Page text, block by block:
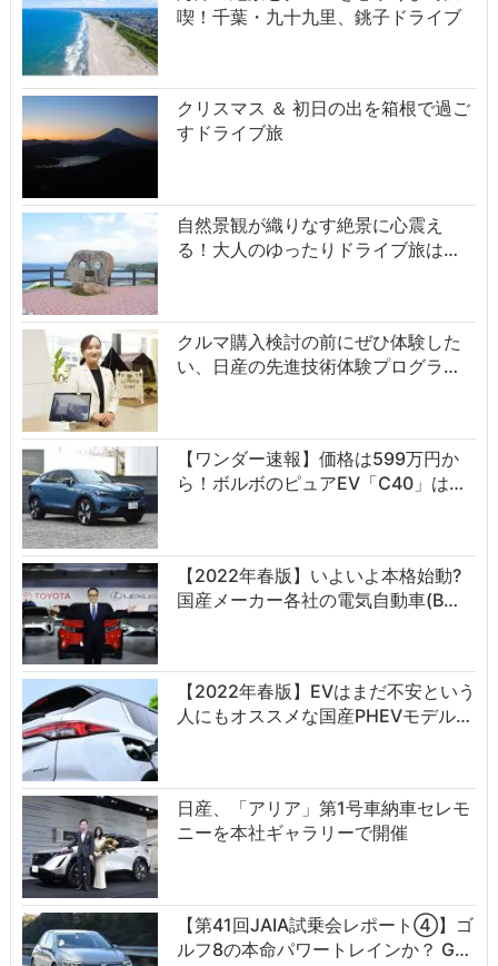
喫！千葉・九十九里、銚子ドライブ
クリスマス ＆ 初日の出を箱根で過ご
すドライブ旅
自然景観が織りなす絶景に心震え
る！大人のゆったりドライブ旅は…
クルマ購入検討の前にぜひ体験した
い、日産の先進技術体験プログラ…
【ワンダー速報】価格は599万円か
ら！ボルボのピュアEV「C40」は…
【2022年春版】いよいよ本格始動?
国産メーカー各社の電気自動車(B…
【2022年春版】EVはまだ不安という
人にもオススメな国産PHEVモデル…
日産、「アリア」第1号車納車セレモ
ニーを本社ギャラリーで開催
【第41回JAIA試乗会レポート④】ゴ
ルフ8の本命パワートレインか？ G…